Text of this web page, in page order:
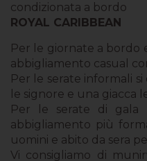
condizionata a bordo
ROYAL CARIBBEAN
Per le giornate a bordo
abbigliamento casual
Per le serate informali
le signore e una giacca
Per le serate di gala
abbigliamento più
uomini e abito da sera
Vi consigliamo di